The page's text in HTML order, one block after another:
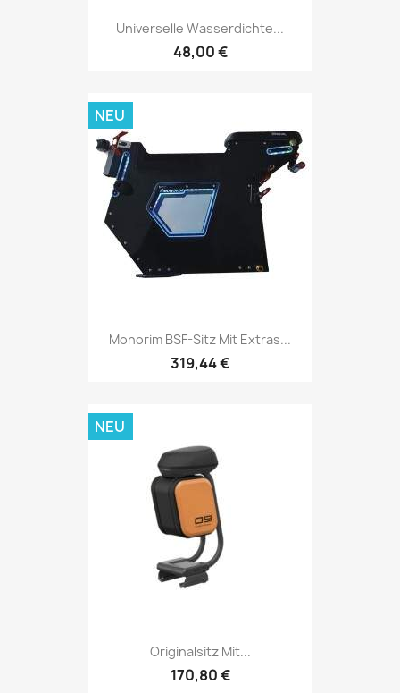
Universelle Wasserdichte...
48,00 €
Monorim BSF-Sitz Mit Extras...
319,44 €
NEU
Originalsitz Mit...
170,80 €
NEU